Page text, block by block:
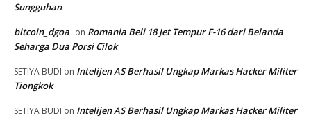
Sungguhan
bitcoin_dgoa on Romania Beli 18 Jet Tempur F-16 dari Belanda
Seharga Dua Porsi Cilok
SETIYA BUDI on Intelijen AS Berhasil Ungkap Markas Hacker Militer
Tiongkok
SETIYA BUDI on Intelijen AS Berhasil Ungkap Markas Hacker Militer